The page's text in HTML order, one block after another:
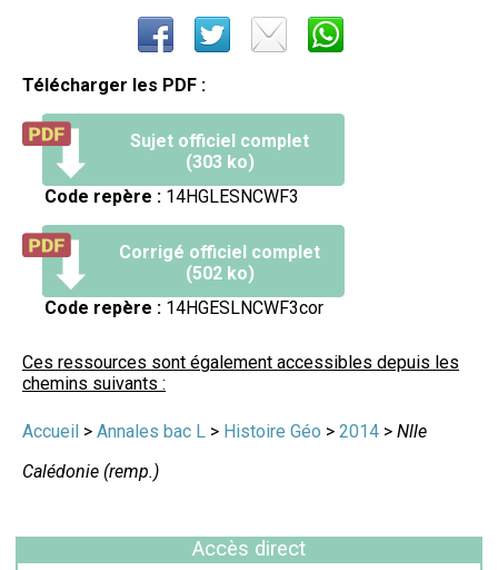
Télécharger les PDF :
Sujet officiel complet
(303 ko)
Code repère : 14HGLESNCWF3
Corrigé officiel complet
(502 ko)
Code repère : 14HGESLNCWF3cor
Ces ressources sont également accessibles depuis les
chemins suivants :
Accueil > Annales bac L > Histoire Géo > 2014 > Nlle
Calédonie (remp.)
Accès direct